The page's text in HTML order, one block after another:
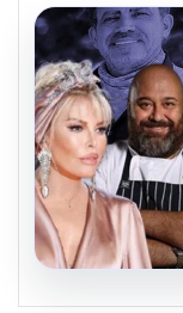
06.08.2026